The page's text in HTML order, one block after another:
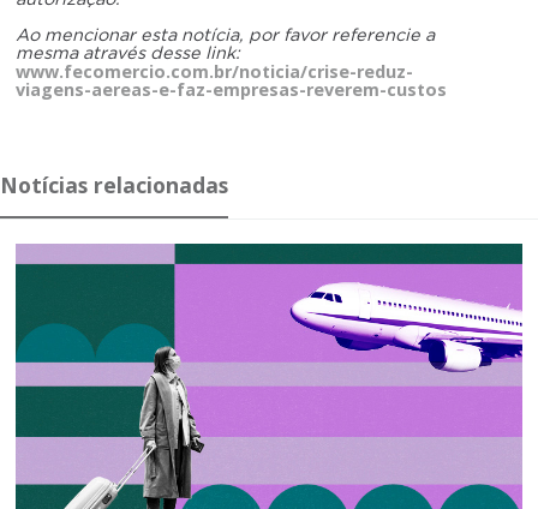
Ao mencionar esta notícia, por favor referencie a
mesma através desse link:
www.fecomercio.com.br/noticia/crise-reduz-
viagens-aereas-e-faz-empresas-reverem-custos
Notícias relacionadas